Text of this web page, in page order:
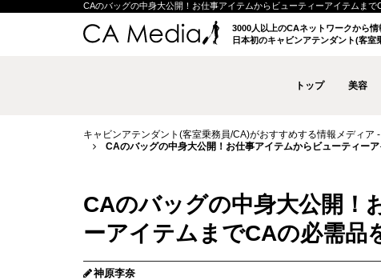
CAのバッグの中身大公開！お仕事アイテムからビューティーアイテムま
3000人以上のCAネットワークから情
日本初のキャビンアテンダント(客
トップ 美容
キャビンアテンダント(客室乗務員/CA)がおすすめする情報メディア
CAのバッグの中身大公開！お仕事アイテムからビューティー
CAのバッグの中身大公開！
ーアイテムまでCAの必需品
神原李奈